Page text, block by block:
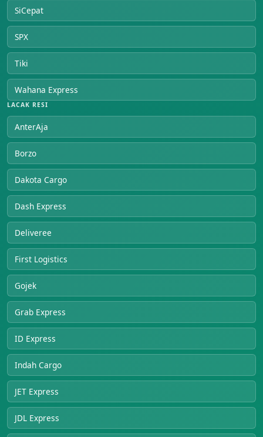
SiCepat
SPX
Tiki
Wahana Express
LACAK RESI
AnterAja
Borzo
Dakota Cargo
Dash Express
Deliveree
First Logistics
Gojek
Grab Express
ID Express
Indah Cargo
JET Express
JDL Express